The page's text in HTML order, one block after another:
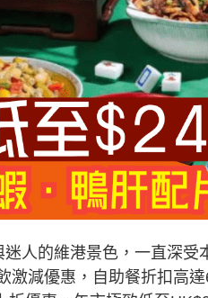
人的維港景色，一直深受
激減優惠，自助餐折扣高